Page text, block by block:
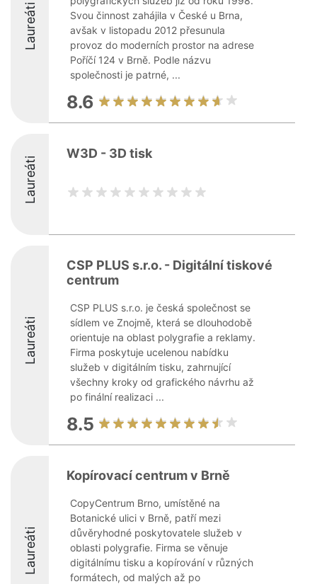
Laureáti
Svou činnost zahájila v České u Brna,
avšak v listopadu 2012 přesunula
provoz do moderních prostor na adrese
Poříčí 124 v Brně. Podle názvu
společnosti je patrné, ...
8.6
Laureáti
W3D - 3D tisk
Laureáti
CSP PLUS s.r.o. - Digitální tiskové
centrum
CSP PLUS s.r.o. je česká společnost se
sídlem ve Znojmě, která se dlouhodobě
orientuje na oblast polygrafie a reklamy.
Firma poskytuje ucelenou nabídku
služeb v digitálním tisku, zahrnující
všechny kroky od grafického návrhu až
po finální realizaci ...
8.5
Laureáti
Kopírovací centrum v Brně
CopyCentrum Brno, umístěné na
Botanické ulici v Brně, patří mezi
důvěryhodné poskytovatele služeb v
oblasti polygrafie. Firma se věnuje
digitálnímu tisku a kopírování v různých
formátech, od malých až po